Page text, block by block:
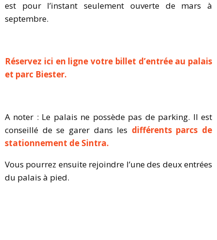
est pour l’instant seulement ouverte de mars à
septembre.
Réservez ici en ligne votre billet d’entrée au palais
et parc Biester.
A noter : Le palais ne possède pas de parking. Il est
conseillé de se garer dans les différents parcs de
stationnement de Sintra.
Vous pourrez ensuite rejoindre l’une des deux entrées
du palais à pied.